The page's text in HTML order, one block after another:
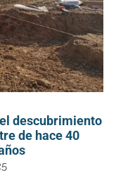
descubrimiento
de hace 40